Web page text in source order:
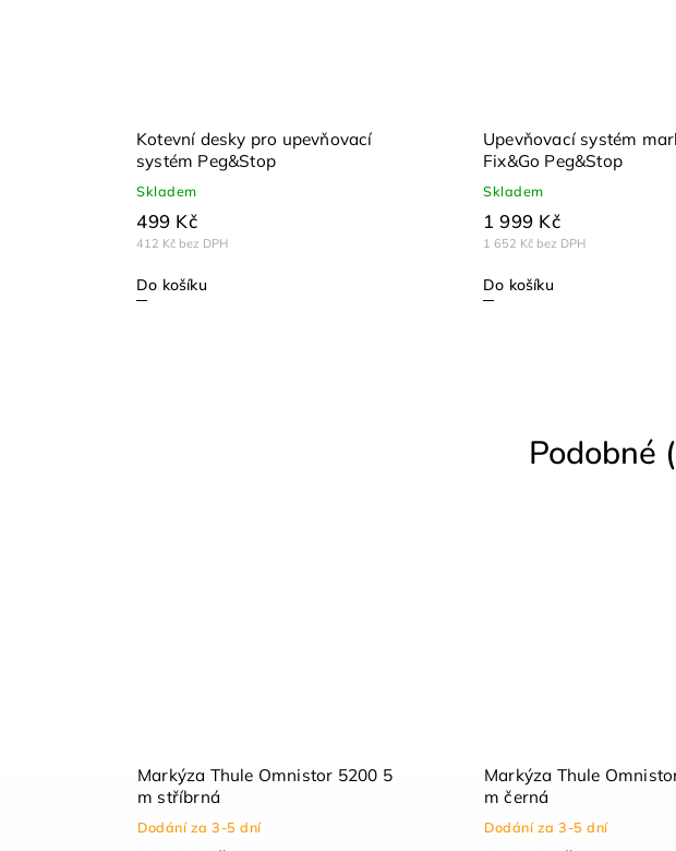
Kotevní desky pro upevňovací
systém Peg&Stop
Skladem
412 Kč bez DPH
499 Kč
Do košíku
Upevňovací systém
Fix&Go Peg&Stop
Skladem
1 652 Kč bez DPH
1 999 Kč
Do košíku
Podobné
Markýza Thule Omnistor 5200 5
m stříbrná
Dodání za 3-5 dní
Markýza Thule
m černá
Dodání za 3-5 dní